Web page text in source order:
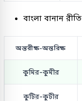
বাংলা বানান
অন্তরীক্ষ-অন্তরিক্ষ
কুমির-কুমীর
কুটির-কুটীর